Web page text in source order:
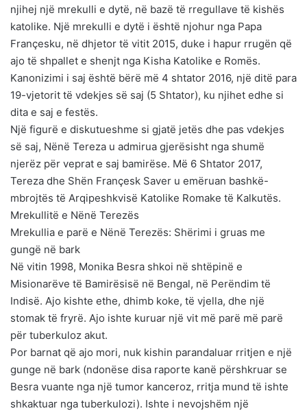
njihej një mrekulli e dytë, në bazë të rregullave të kishës
katolike. Një mrekulli e dytë i është njohur nga Papa
Françesku, në dhjetor të vitit 2015, duke i hapur rrugën që
ajo të shpallet e shenjt nga Kisha Katolike e Romës.
Kanonizimi i saj është bërë më 4 shtator 2016, një ditë para
19-vjetorit të vdekjes së saj (5 Shtator), ku njihet edhe si
dita e saj e festës.
Një figurë e diskutueshme si gjatë jetës dhe pas vdekjes
së saj, Nënë Tereza u admirua gjerësisht nga shumë
njerëz për veprat e saj bamirëse. Më 6 Shtator 2017,
Tereza dhe Shën Françesk Saver u emëruan bashkë-
mbrojtës të Arqipeshkvisë Katolike Romake të Kalkutës.
Mrekullitë e Nënë Terezës
Mrekullia e parë e Nënë Terezës: Shërimi i gruas me
gungë në bark
Në vitin 1998, Monika Besra shkoi në shtëpinë e
Misionarëve të Bamirësisë në Bengal, në Perëndim të
Indisë. Ajo kishte ethe, dhimb koke, të vjella, dhe një
stomak të fryrë. Ajo ishte kuruar një vit më parë më parë
për tuberkuloz akut.
Por barnat që ajo mori, nuk kishin parandaluar rritjen e një
gunge në bark (ndonëse disa raporte kanë përshkruar se
Besra vuante nga një tumor kanceroz, rritja mund të ishte
shkaktuar nga tuberkulozi). Ishte i nevojshëm një